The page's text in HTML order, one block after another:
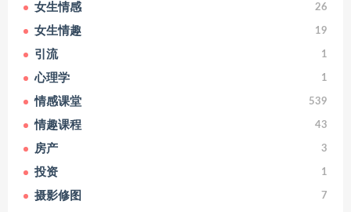
女生情感 26
女生情趣 19
引流 1
心理学 1
情感课堂 539
情趣课程 43
房产 3
投资 1
摄影修图 7